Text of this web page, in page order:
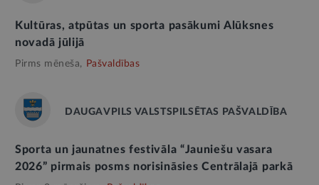
Kultūras, atpūtas un sporta pasākumi Alūksnes
novadā jūlijā
Pirms mēneša, Pašvaldības
DAUGAVPILS VALSTSPILSĒTAS PAŠVALDĪBA
Sporta un jaunatnes festivāla “Jauniešu vasara
2026” pirmais posms norisināsies Centrālajā parkā